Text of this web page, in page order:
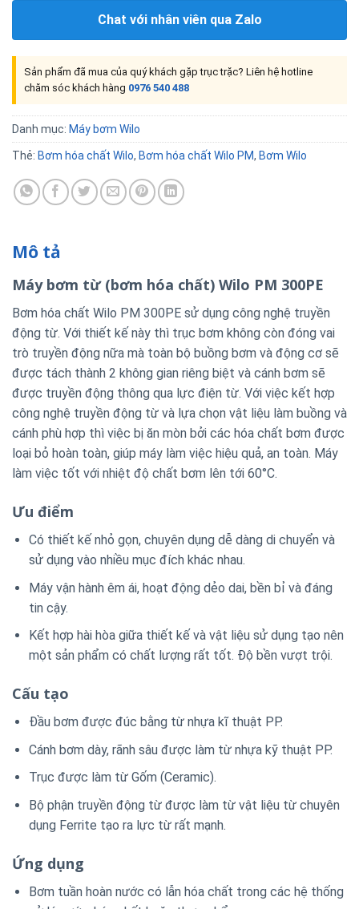
Chat với nhân viên qua Zalo
Sản phẩm đã mua của quý khách gặp trục trặc? Liên hệ hotline
chăm sóc khách hàng 0976 540 488
Danh mục: Máy bơm Wilo
Thẻ: Bơm hóa chất Wilo, Bơm hóa chất Wilo PM, Bơm Wilo
Mô tả
Máy bơm từ (bơm hóa chất) Wilo PM 300PE
Bơm hóa chất Wilo PM 300PE sử dụng công nghệ truyền
động từ. Với thiết kế này thì trục bơm không còn đóng vai
trò truyền động nữa mà toàn bộ buồng bơm và động cơ sẽ
được tách thành 2 không gian riêng biệt và cánh bơm sẽ
được truyền động thông qua lực điện từ. Với việc kết hợp
công nghệ truyền động từ và lựa chọn vật liệu làm buồng và
cánh phù hợp thì việc bị ăn mòn bởi các hóa chất bơm được
loại bỏ hoàn toàn, giúp máy làm việc hiệu quả, an toàn. Máy
làm việc tốt với nhiệt độ chất bơm lên tới 60°C.
Ưu điểm
Có thiết kế nhỏ gọn, chuyên dụng dễ dàng di chuyển và
sử dụng vào nhiều mục đích khác nhau.
Máy vận hành êm ái, hoạt động dẻo dai, bền bỉ và đáng
tin cậy.
Kết hợp hài hòa giữa thiết kế và vật liệu sử dụng tạo nên
một sản phẩm có chất lượng rất tốt. Độ bền vượt trội.
Cấu tạo
Đầu bơm được đúc bằng từ nhựa kĩ thuật PP.
Cánh bơm dày, rãnh sâu được làm từ nhựa kỹ thuật PP.
Trục được làm từ Gốm (Ceramic).
Bộ phận truyền động từ được làm từ vật liệu từ chuyên
dụng Ferrite tạo ra lực từ rất mạnh.
Ứng dụng
Bơm tuần hoàn nước có lẫn hóa chất trong các hệ thống